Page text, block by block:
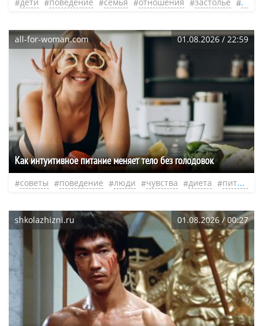
дети поведение семья отношения застолье
all-for-woman.com 01.08.2026 / 22:59
Как интуитивное питание меняет тело без голодовок
советы поведение люди чувства диета питание
shkolazhizni.ru 01.08.2026 / 00:27